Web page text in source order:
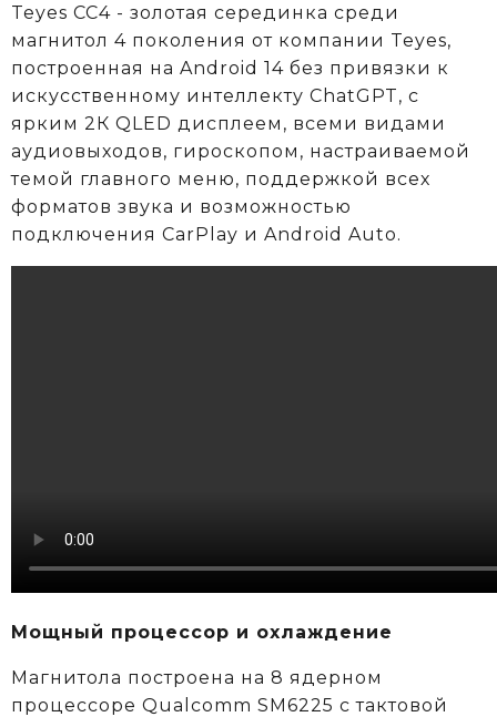
Teyes CC4 - золотая серединка среди
магнитол 4 поколения от компании Teyes,
построенная на Android 14 без привязки к
искусственному интеллекту ChatGPT, с
ярким 2К QLED дисплеем, всеми видами
аудиовыходов, гироскопом, настраиваемой
темой главного меню, поддержкой всех
форматов звука и возможностью
подключения CarPlay и Android Auto.
Мощный процессор и охлаждение
Магнитола построена на 8 ядерном
процессоре Qualcomm SM6225 c тактовой